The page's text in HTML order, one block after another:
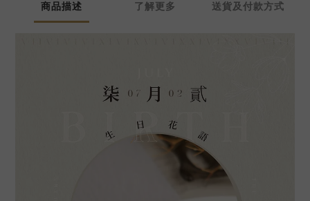
商品描述 了解更多 送貨及付款方式